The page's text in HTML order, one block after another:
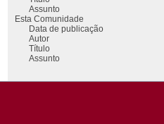
Assunto
Esta Comunidade
Data de publicação
Autor
Título
Assunto